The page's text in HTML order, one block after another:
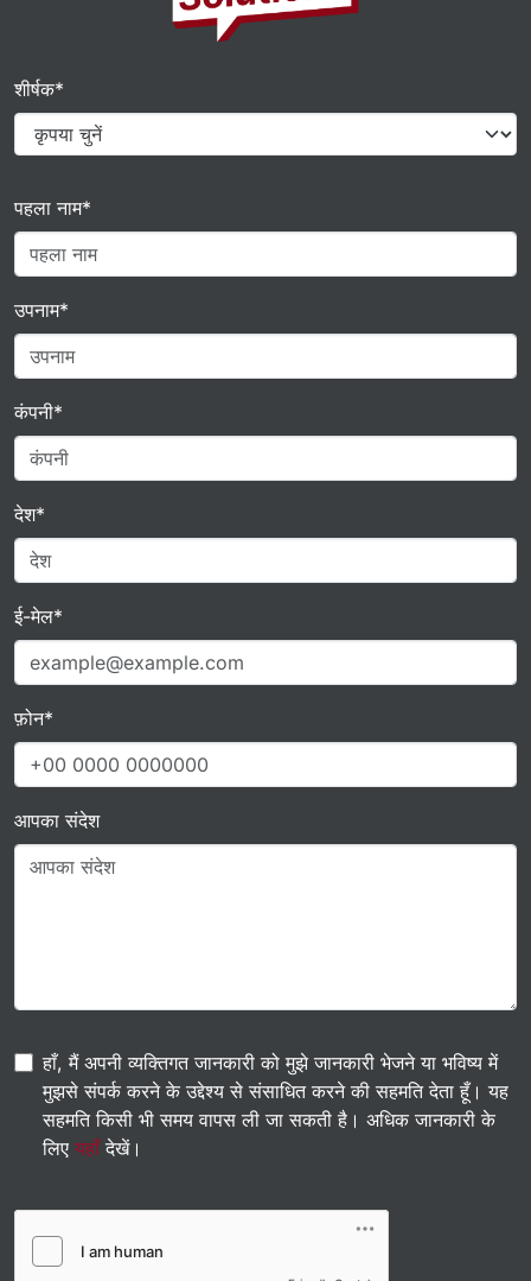
शीर्षक*
पहला नाम*
उपनाम*
कंपनी*
देश*
ई-मेल*
फ़ोन*
आपका संदेश
हाँ, मैं अपनी व्यक्तिगत जानकारी को मुझे जानकारी भेजने या भविष्य में
मुझसे संपर्क करने के उद्देश्य से संसाधित करने की सहमति देता हूँ। यह
सहमति किसी भी समय वापस ली जा सकती है। अधिक जानकारी के
लिए यहाँदेखें।